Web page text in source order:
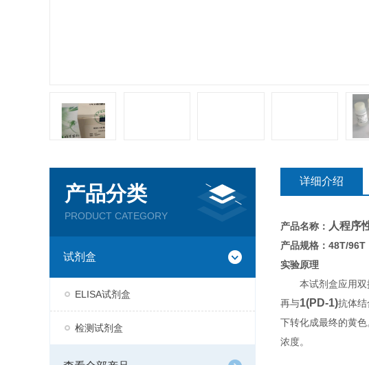
产品分类
PRODUCT CATEGORY
试剂盒
ELISA试剂盒
检测试剂盒
详细介绍
产品名称： 人程序
产品规格：48T/96T
实验原理
本试剂盒应用
再与1(PD-1)抗体
下转化成最终的黄
浓度。